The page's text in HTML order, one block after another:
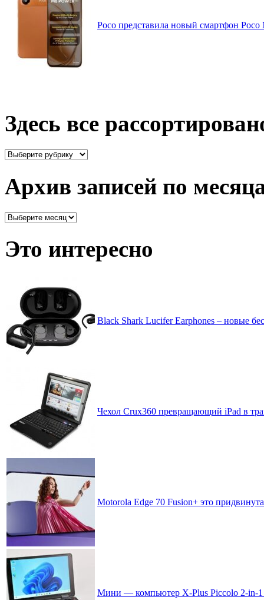
Poco представила новый смартфон
Здесь все
Здесь
Архив записей по
Архив
месяцам
Это интересно
Black Shark Lucifer Earphones – новые
Чехол Crux360 превращающий iPad в
Motorola Edge 70 Fusion+ это
Мини — компьютер X-Plus Piccolo 2-in-1